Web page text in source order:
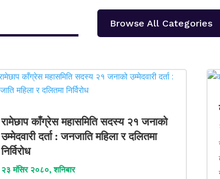
Browse All Categories
रामेछाप काँग्रेस महासमिति सदस्य २१ जनाको
उम्मेदवारी दर्ता : जनजाति महिला र दलितमा
निर्विरोध
२३ मंसिर २०८०, शनिबार